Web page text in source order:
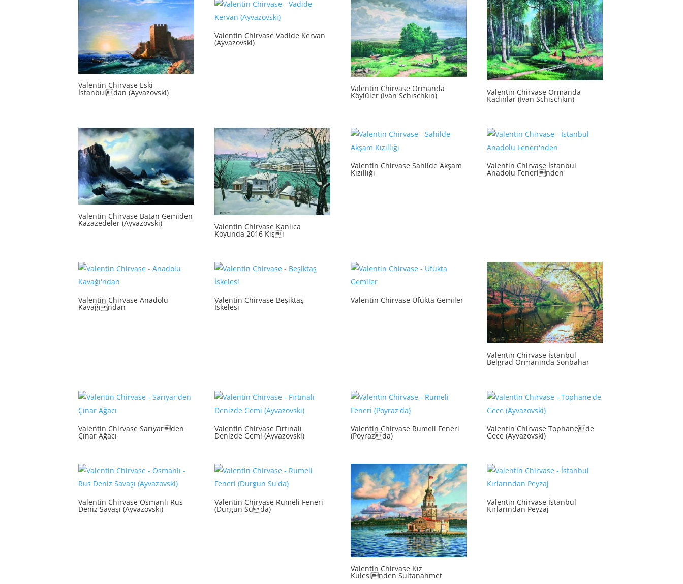
Valentin Chirvase Eski
İstanbuldan (Ayvazovski)
Valentin Chirvase Vadide Kervan
(Ayvazovski)
Valentin Chirvase Ormanda
Köylüler (Ivan Schıschkın) Valentin Chirvase Ormanda
Kadınlar (Ivan Schıschkın)
Valentin Chirvase Batan Gemiden
Kazazedeler (Ayvazovski) Valentin Chirvase Kanlıca
Koyunda 2016 Kışı
Valentin Chirvase Sahilde Akşam
Kızıllığı
Valentin Chirvase İstanbul
Anadolu Fenerinden
Valentin Chirvase Anadolu
Kavağından
Valentin Chirvase Beşiktaş
İskelesi
Valentin Chirvase Ufukta Gemiler
Valentin Chirvase İstanbul
Belgrad Ormanında Sonbahar
Valentin Chirvase Sarıyarden
Çınar Ağacı
Valentin Chirvase Fırtınalı
Denizde Gemi (Ayvazovski)
Valentin Chirvase Rumeli Feneri
(Poyrazda)
Valentin Chirvase Tophanede
Gece (Ayvazovski)
Valentin Chirvase Osmanlı Rus
Deniz Savaşı (Ayvazovski)
Valentin Chirvase Rumeli Feneri
(Durgun Suda)
Valentin Chirvase Kız
Kulesinden Sultanahmet
Valentin Chirvase İstanbul
Kırlarından Peyzaj